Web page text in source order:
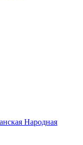
Народная